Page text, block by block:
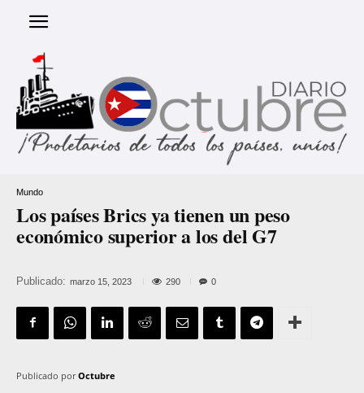
Mundo
Los países Brics ya tienen un peso
económico superior a los del G7
Publicado: marzo 15, 2023 290 0
Publicado por Octubre